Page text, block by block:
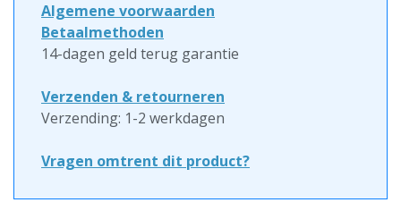
Algemene voorwaarden
Betaalmethoden
14-dagen geld terug garantie
Verzenden & retourneren
Verzending: 1-2 werkdagen
Vragen omtrent dit product?